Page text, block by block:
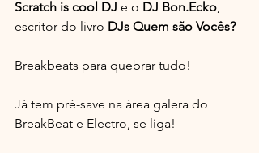
Scratch is cool DJ e o DJ Bon.Ecko
escritor do livro DJs Quem são Vocês?
Breakbeats para quebrar tudo!
Já tem pré-save na área galera do
BreakBeat e Electro, se liga!